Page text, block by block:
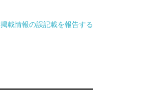
掲載情報の誤記載を報告する